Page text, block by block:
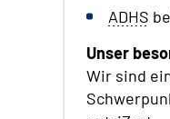
ADHS
Unser
Wir sind